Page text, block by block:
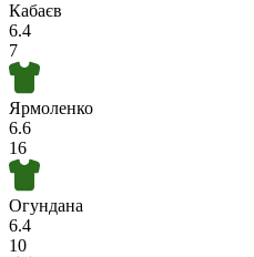
Кабаєв
6.4
7
Ярмоленко
6.6
16
Огундана
6.4
10